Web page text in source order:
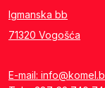
Igmanska bb
71320 Vogošća
E-mail: